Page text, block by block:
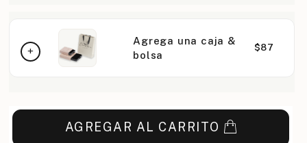
Agrega una caja &
bolsa
$87
AGREGAR AL CARRITO